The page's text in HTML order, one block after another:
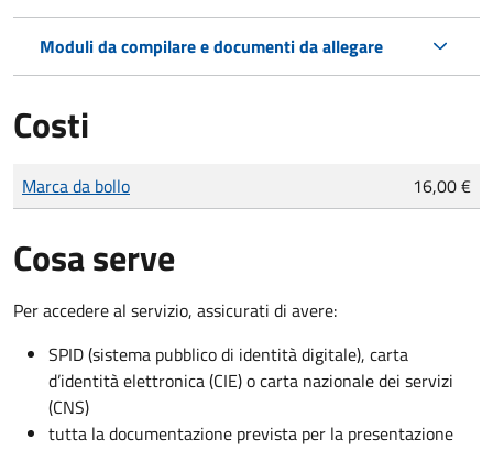
Moduli da compilare e documenti da allegare
Costi
Tipo di pagamento
Importo
Marca da bollo 16,00 €
Cosa serve
Per accedere al servizio, assicurati di avere:
SPID (sistema pubblico di identità digitale), carta
d’identità elettronica (CIE) o carta nazionale dei servizi
(CNS)
tutta la documentazione prevista per la presentazione